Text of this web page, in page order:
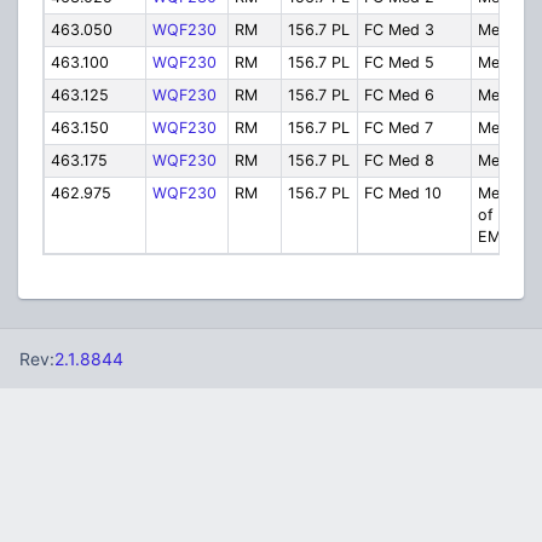
463.050
WQF230 RM 156.7 PL FC Med 3
Med 3
463.100
WQF230 RM 156.7 PL FC Med 5
Med 5
463.125
WQF230 RM 156.7 PL FC Med 6
Med 6
463.150
WQF230 RM 156.7 PL FC Med 7
Med 7
463.175
WQF230 RM 156.7 PL FC Med 8
Med 8
462.975
WQF230 RM 156.7 PL FC Med 10
Med 10
of
EMS)
Rev:2.1.8844